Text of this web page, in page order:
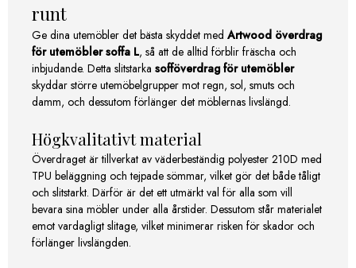
runt
Ge dina utemöbler det bästa skyddet med Artwood överdrag
för utemöbler soffa L, så att de alltid förblir fräscha och
inbjudande. Detta slitstarka sofföverdrag för utemöbler
skyddar större utemöbelgrupper mot regn, sol, smuts och
damm, och dessutom förlänger det möblernas livslängd.
Högkvalitativt material
Överdraget är tillverkat av väderbeständig polyester 210D med
TPU beläggning och tejpade sömmar, vilket gör det både tåligt
och slitstarkt. Därför är det ett utmärkt val för alla som vill
bevara sina möbler under alla årstider. Dessutom står materialet
emot vardagligt slitage, vilket minimerar risken för skador och
förlänger livslängden.